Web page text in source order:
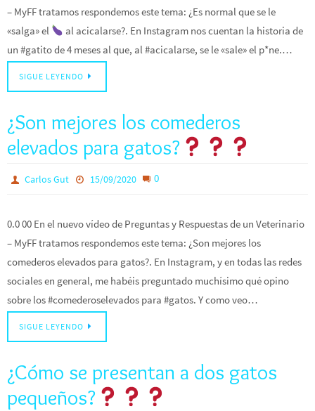
– MyFF tratamos respondemos este tema: ¿Es normal que se le
«salga» el
al acicalarse?. En Instagram nos cuentan la historia de
un #gatito de 4 meses al que, al #acicalarse, se le «sale» el p*ne.…
SIGUE LEYENDO
¿Son mejores los comederos
elevados para gatos?
Carlos Gut 15/09/2020 0
0.0 00 En el nuevo vídeo de Preguntas y Respuestas de un Veterinario
– MyFF tratamos respondemos este tema: ¿Son mejores los
comederos elevados para gatos?. En Instagram, y en todas las redes
sociales en general, me habéis preguntado muchísimo qué opino
sobre los #comederoselevados para #gatos. Y como veo…
SIGUE LEYENDO
¿Cómo se presentan a dos gatos
pequeños?